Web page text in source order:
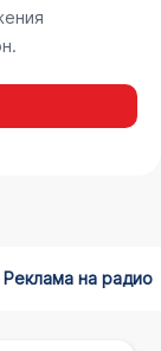
Реклама на радио